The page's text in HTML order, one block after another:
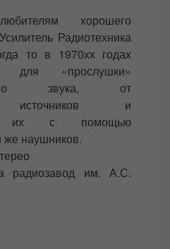
хорошего
Радиотехника
то в 1970хх годах
для «прослушки»
звука, от
источников и
их с помощью
же наушников.
радиозавод им. А.С.